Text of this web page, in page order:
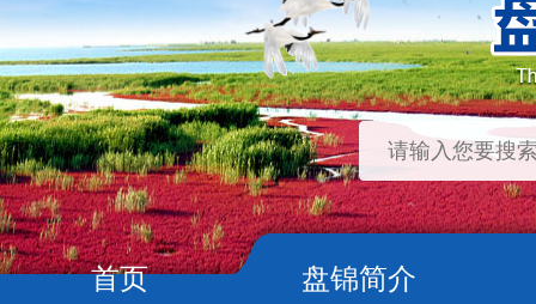
首页 盘锦简介